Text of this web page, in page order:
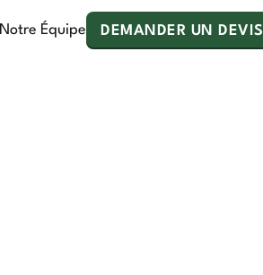
Notre Équipe DEMANDER UN DEVIS